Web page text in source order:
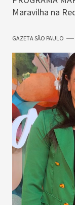
Maravilha na
GAZETA SÃO PAULO